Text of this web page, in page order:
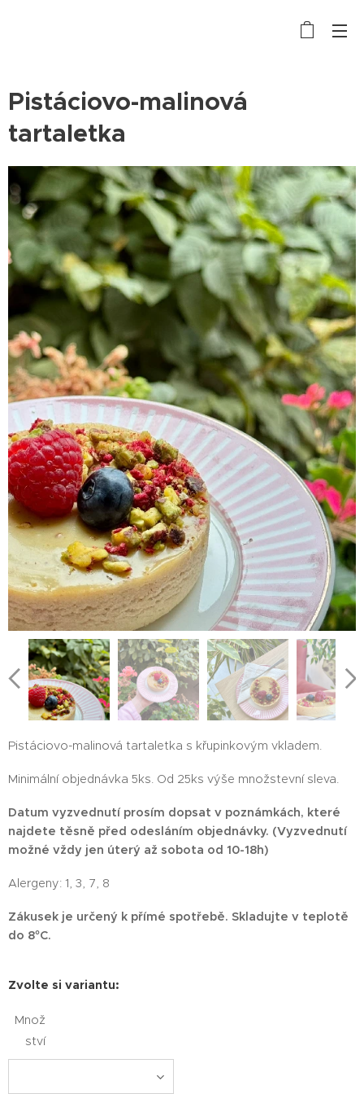
Pistáciovo-malinová
tartaletka
Pistáciovo-malinová tartaletka s křupinkovým vkladem.
Minimální objednávka 5ks. Od 25ks výše množstevní sleva.
Datum vyzvednutí prosím dopsat v poznámkách, které
najdete těsně před odesláním objednávky. (Vyzvednutí
možné vždy jen úterý až sobota od 10-18h)
Alergeny: 1, 3, 7, 8
Zákusek je určený k přímé spotřebě. Skladujte v teplotě
do 8°C.
Zvolte si variantu:
Množ
ství